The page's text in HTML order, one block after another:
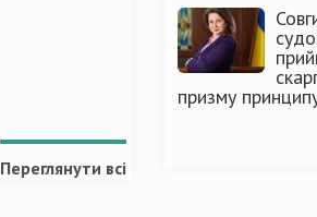
Переглянути всі
призму